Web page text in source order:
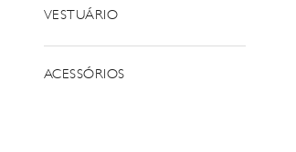
VESTUÁRIO
ACESSÓRIOS